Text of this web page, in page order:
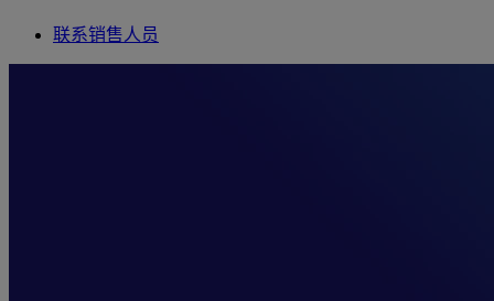
联系销售人员